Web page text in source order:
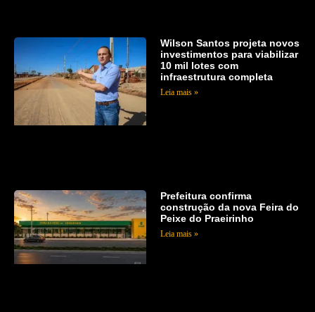
Wilson Santos projeta novos
investimentos para viabilizar
10 mil lotes com
infraestrutura completa
Leia mais »
Prefeitura confirma
construção da nova Feira do
Peixe do Praeirinho
Leia mais »